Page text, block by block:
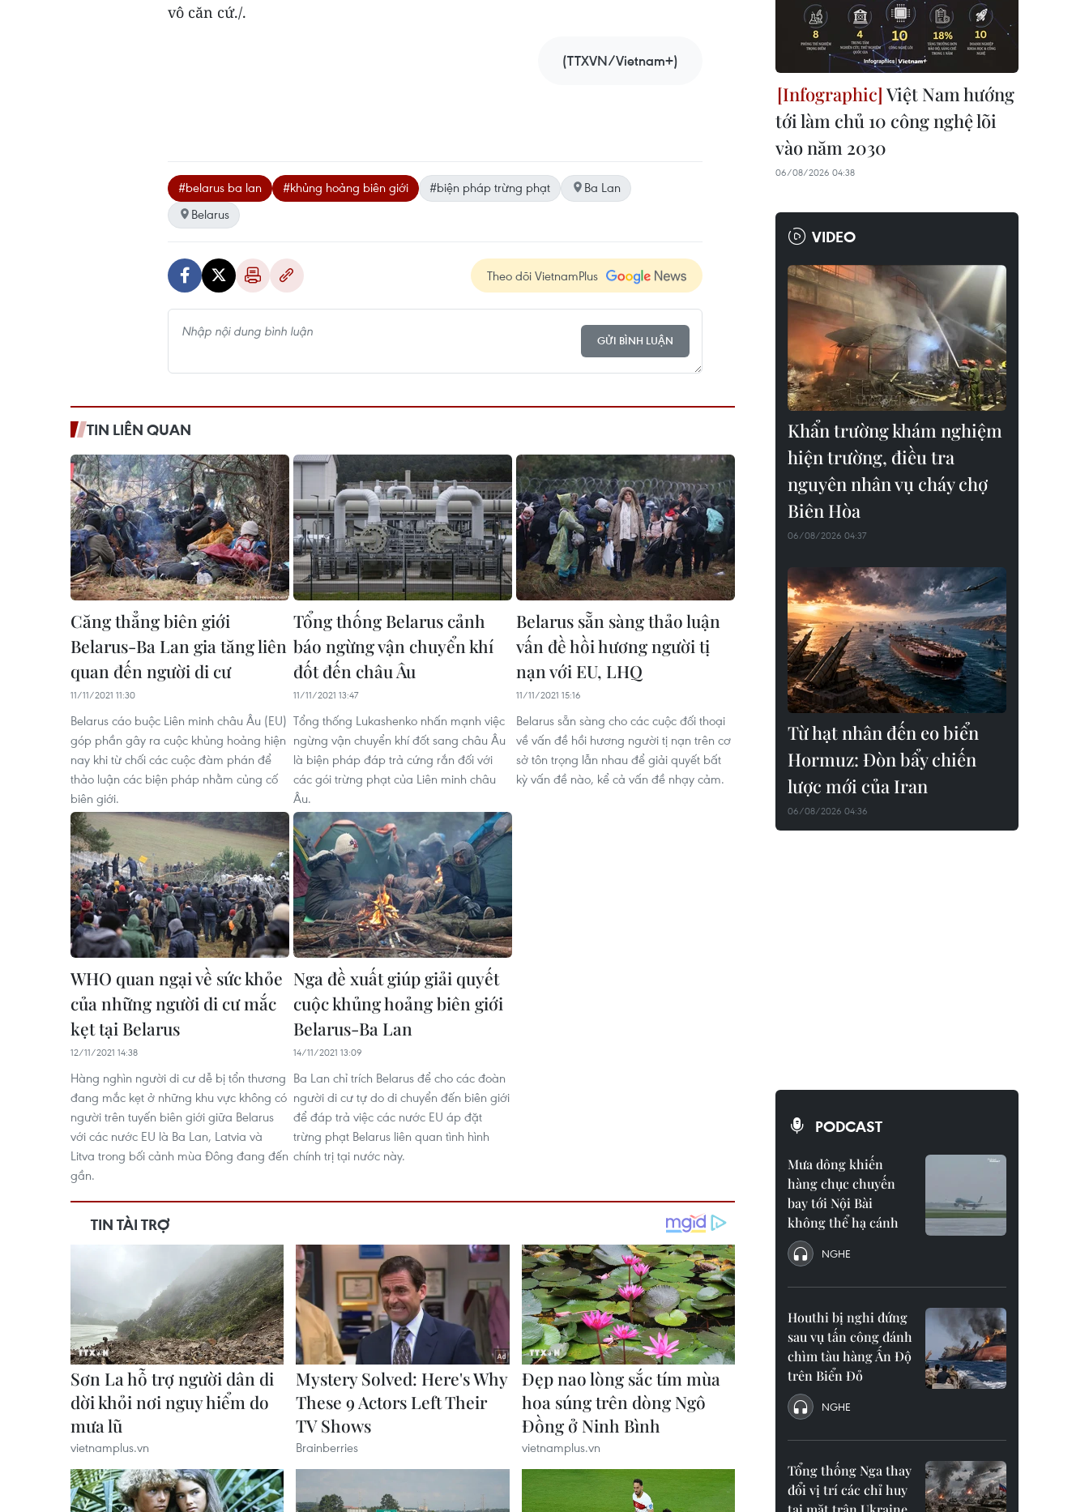
vô căn cứ./.
(TTXVN/Vietnam+)
#belarus ba lan #khủng hoảng biên giới #biện pháp trừng phạt
Ba Lan
Belarus
Theo dõi VietnamPlus
GỬI BÌNH LUẬN
TIN LIÊN QUAN
Căng thẳng biên giới
Belarus-Ba Lan gia tăng liên
quan đến người di cư
11/11/2021 11:30
Belarus cáo buộc Liên minh châu Âu (EU)
góp phần gây ra cuộc khủng hoảng hiện
nay khi từ chối các cuộc đàm phán để
thảo luận các biện pháp nhằm củng cố
biên giới.
Tổng thống Belarus cảnh
báo ngừng vận chuyển khí
đốt đến châu Âu
11/11/2021 13:47
Tổng thống Lukashenko nhấn mạnh việc
ngừng vận chuyển khí đốt sang châu Âu
là biện pháp đáp trả cứng rắn đối với
các gói trừng phạt của Liên minh châu
Âu.
Belarus sẵn sàng thảo luận
vấn đề hồi hương người tị
nạn với EU, LHQ
11/11/2021 15:16
Belarus sẵn sàng cho các cuộc đối thoại
về vấn đề hồi hương người tị nạn trên cơ
sở tôn trọng lẫn nhau để giải quyết bất
kỳ vấn đề nào, kể cả vấn đề nhạy cảm.
WHO quan ngại về sức khỏe
của những người di cư mắc
kẹt tại Belarus
12/11/2021 14:38
Hàng nghìn người di cư dễ bị tổn thương
đang mắc kẹt ở những khu vực không có
người trên tuyến biên giới giữa Belarus
với các nước EU là Ba Lan, Latvia và
Litva trong bối cảnh mùa Đông đang đến
gần.
Nga đề xuất giúp giải quyết
cuộc khủng hoảng biên giới
Belarus-Ba Lan
14/11/2021 13:09
Ba Lan chỉ trích Belarus để cho các đoàn
người di cư tự do di chuyển đến biên giới
để đáp trả việc các nước EU áp đặt
trừng phạt Belarus liên quan tình hình
chính trị tại nước này.
Việt Nam hướng
tới làm chủ 10 công nghệ lõi
vào năm 2030
06/08/2026 04:38
VIDEO
Khẩn trường khám nghiệm
hiện trường, điều tra
nguyên nhân vụ cháy chợ
Biên Hòa
06/08/2026 04:37
Từ hạt nhân đến eo biển
Hormuz: Đòn bẩy chiến
lược mới của Iran
06/08/2026 04:36
PODCAST
Mưa dông khiến
hàng chục chuyến
bay tới Nội Bài
không thể hạ cánh
NGHE
Houthi bị nghi đứng
sau vụ tấn công đánh
chìm tàu hàng Ấn Độ
trên Biển Đỏ
NGHE
Tổng thống Nga thay
đổi vị trí các chỉ huy